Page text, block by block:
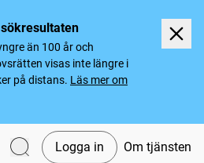
än 100 år och
visas inte längre i
på distans. Läs mer om
Logga in Om tjänsten